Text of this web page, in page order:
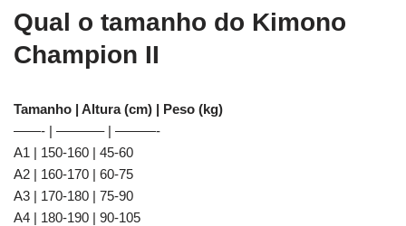
Qual o tamanho do Kimono
Champion II
Tamanho | Altura (cm) | Peso (kg)
——- | ———– | ———-
A1 | 150-160 | 45-60
A2 | 160-170 | 60-75
A3 | 170-180 | 75-90
A4 | 180-190 | 90-105